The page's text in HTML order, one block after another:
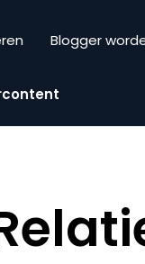
Blogger